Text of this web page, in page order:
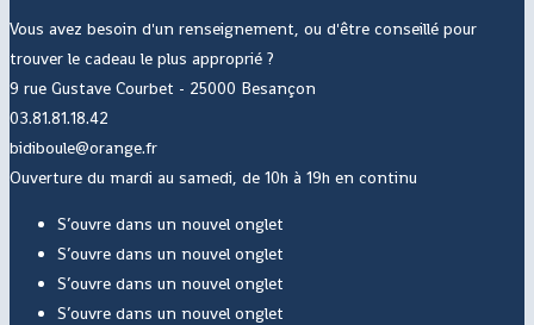
Vous avez besoin d'un renseignement, ou d'être conseillé pour
trouver le cadeau le plus approprié ?
9 rue Gustave Courbet - 25000 Besançon
03.81.81.18.42
bidiboule@orange.fr
Ouverture du mardi au samedi, de 10h à 19h en continu
S’ouvre dans un nouvel onglet
S’ouvre dans un nouvel onglet
S’ouvre dans un nouvel onglet
S’ouvre dans un nouvel onglet